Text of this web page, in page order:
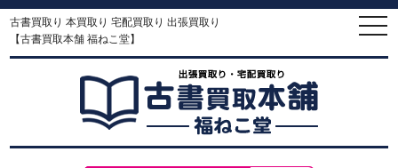
古書買取り 本買取り 宅配買取り 出張買取り
【古書買取本舗 福ねこ堂】